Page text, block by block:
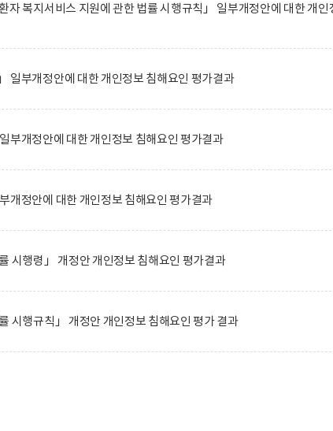
자 복지서비스 지원에 관한 법률 시행규칙」 일부개정안에 대한 개인
일부개정안에 대한 개인정보 침해요인 평가결과
부개정안에 대한 개인정보 침해요인 평가결과
개정안에 대한 개인정보 침해요인 평가결과
시행령」 개정안 개인정보 침해요인 평가결과
시행규칙」 개정안 개인정보 침해요인 평가 결과